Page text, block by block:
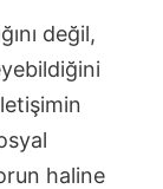
değil,
haline